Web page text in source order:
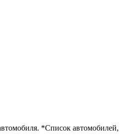
*Список автомобилей,